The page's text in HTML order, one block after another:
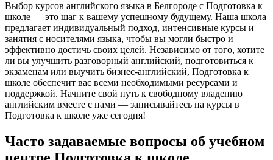
Выбор курсов английского языка в Белгороде с Подготовка к
школе — это шаг к вашему успешному будущему. Наша школа
предлагает индивидуальный подход, интенсивные курсы и
занятия с носителями языка, чтобы вы могли быстро и
эффективно достичь своих целей. Независимо от того, хотите
ли вы улучшить разговорный английский, подготовиться к
экзаменам или выучить бизнес-английский, Подготовка к
школе обеспечит вас всеми необходимыми ресурсами и
поддержкой. Начните свой путь к свободному владению
английским вместе с нами — записывайтесь на курсы в
Подготовка к школе уже сегодня!
Часто задаваемые вопросы об учебном